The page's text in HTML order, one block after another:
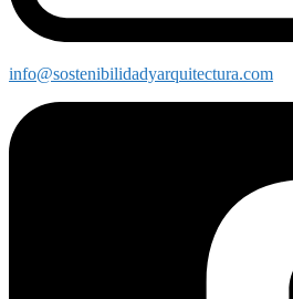
info@sostenibilidadyarquitectura.com